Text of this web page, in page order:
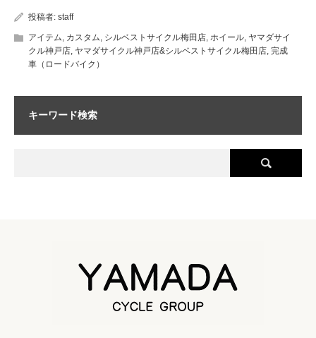
投稿者: staff
アイテム カスタム シルベストサイクル梅田店 ホイール ヤマダサイ
クル神戸店 ヤマダサイクル神戸店&シルベストサイクル梅田店 完成
車（ロードバイク）
キーワード検索